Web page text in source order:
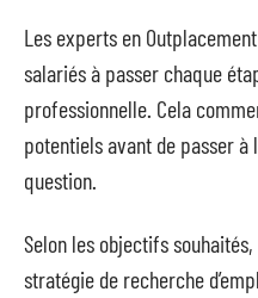
Les experts en
salariés à passer chaque
professionnelle. Cela
potentiels avant de passer
question.
Selon les objectifs
stratégie de recherche